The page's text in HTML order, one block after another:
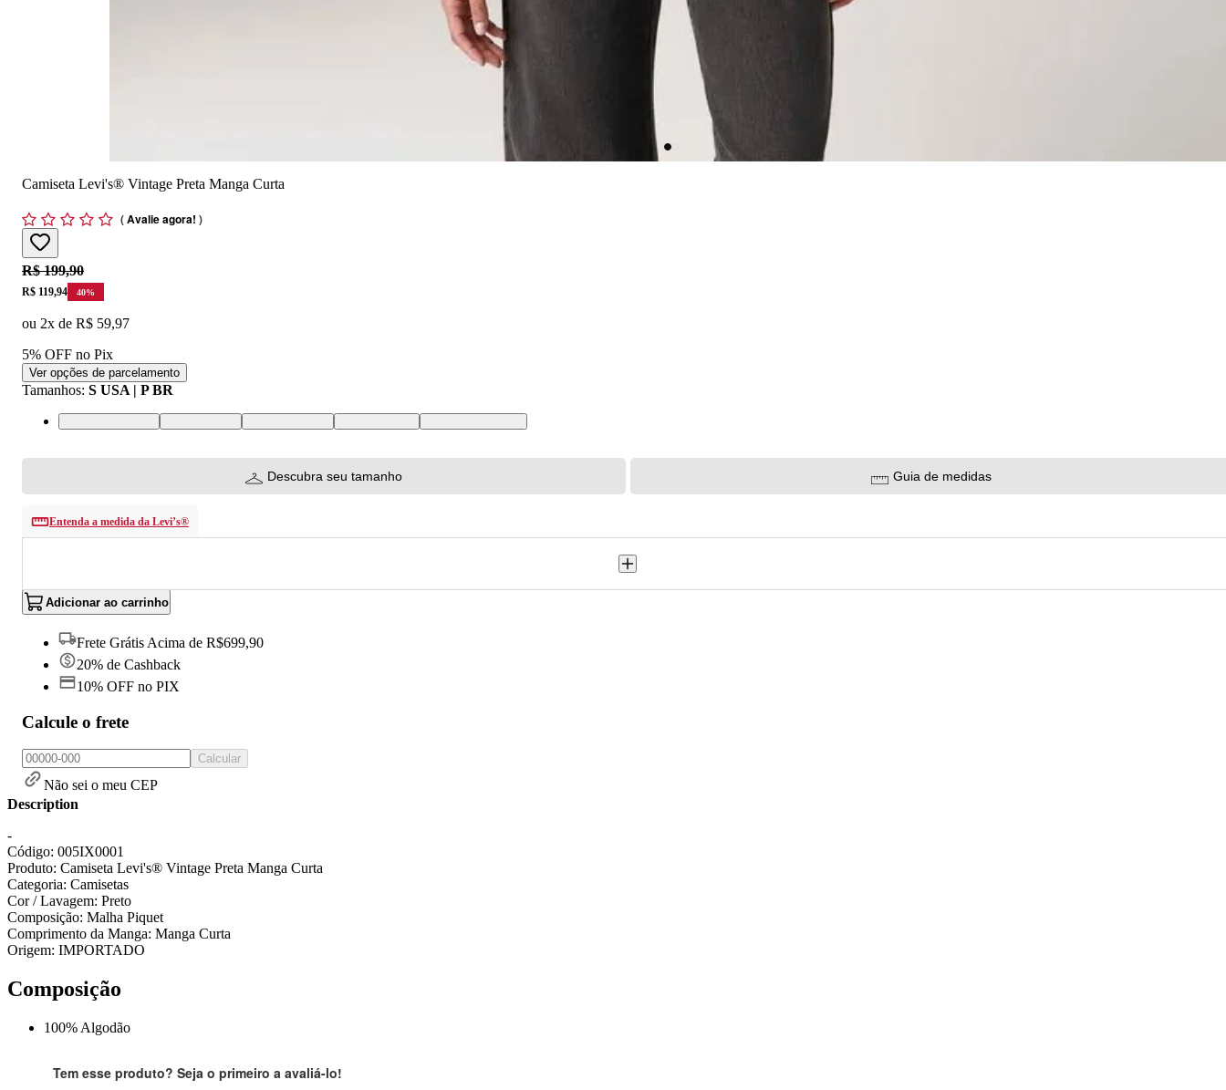
Camiseta Levi's® Vintage Preta Manga Curta
(Avalie agora! )
Original price:
R$ 199,90
Price:
R$ 119,94 40%
ou 2x de R$ 59,97
5% OFF no Pix
Ver opções de parcelamento
Tamanhos: S USA | P BR
XS USA | PP BRS USA | P BRM USA | M BRL USA | G BRXL USA | GG BR
Descubra seu tamanho Guia de medidas
Entenda a medida da Levi’s®
Adicionar ao carrinho
Frete Grátis Acima de R$699,90
20% de Cashback
10% OFF no PIX
Calcule o frete
Calcular
Não sei o meu CEP
Description
-
Código: 005IX0001
Produto: Camiseta Levi's® Vintage Preta Manga Curta
Categoria: Camisetas
Cor / Lavagem: Preto
Composição: Malha Piquet
Comprimento da Manga: Manga Curta
Origem: IMPORTADO
Composição
100% Algodão
Tem esse produto? Seja o primeiro a avaliá-lo!